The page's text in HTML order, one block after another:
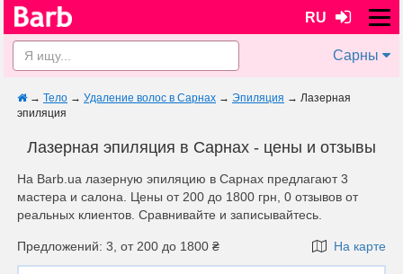
RU
Сарны
→ Тело → Удаление волос в Сарнах → Эпиляция → Лазерная
эпиляция
Лазерная эпиляция в Сарнах - цены и отзывы
На Barb.ua лазерную эпиляцию в Сарнах предлагают 3
мастера и салона. Цены от 200 до 1800 грн, 0 отзывов от
реальных клиентов. Сравнивайте и записывайтесь.
Предложений: 3, от 200 до 1800 ₴ На карте